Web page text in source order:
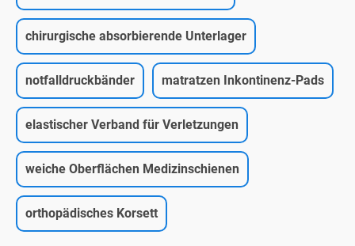
chirurgische absorbierende Unterlager
notfalldruckbänder matratzen Inkontinenz-Pads
elastischer Verband für Verletzungen
weiche Oberflächen Medizinschienen
orthopädisches Korsett